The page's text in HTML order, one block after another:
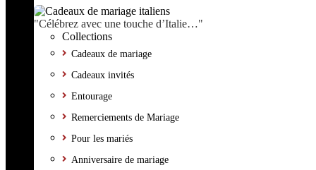
"Célébrez avec une touche d’Italie…"
Collections
Cadeaux de mariage
Cadeaux invités
Entourage
Remerciements de Mariage
Pour les mariés
Anniversaire de mariage